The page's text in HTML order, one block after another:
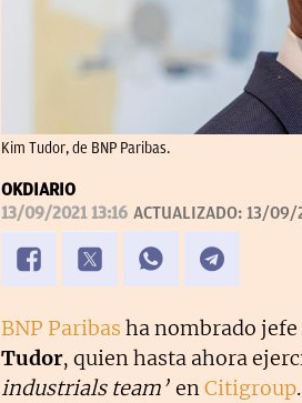
Kim Tudor, de BNP Paribas.
OKDIARIO
13/09/2021 13:16 ACTUALIZADO: 13/09/
BNP Paribas ha nombrado jefe
Tudor, quien hasta ahora
industrials team’ enCitigroup